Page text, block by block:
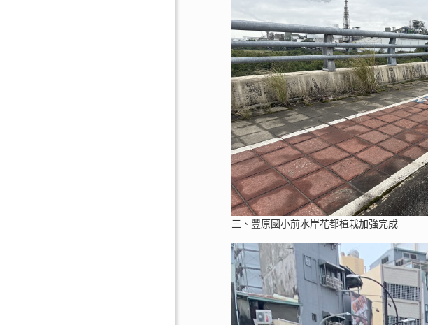
三、豐原國小前水岸花都植栽加強完成